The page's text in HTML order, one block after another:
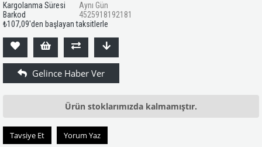
Kargolanma Süresi
Aynı Gün
Barkod
4525918192181
₺107,09'den başlayan taksitlerle
Ürün stoklarımızda kalmamıştır.
Tavsiye Et Yorum Yaz